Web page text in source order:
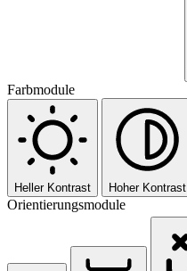
Farbmodule
Heller Kontrast Hoher Kontrast
Orientierungsmodule